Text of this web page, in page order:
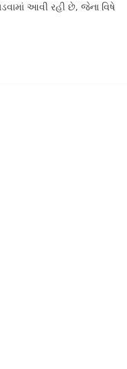
આવી રહી છે, જેના વિષે